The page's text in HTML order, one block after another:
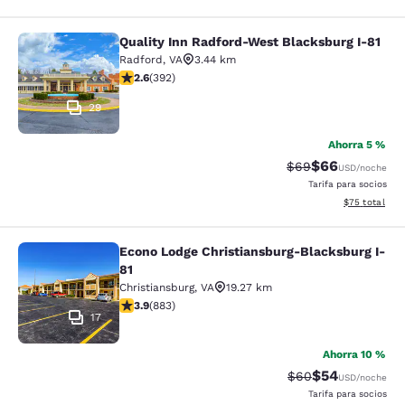
Quality Inn Radford-West
29
Quality Inn Radford-West Blacksburg I-81
Radford, VA
3.44 km
calificación de 2.63 estrellas. Feria. 392 reseñas
2.6(392)
Ahorra 5 %
Precio tachado:
$69Precio con
$66USD/noche
Tarifa para socios
Ver detalles
$75 total
Econo Lodge Christiansburg-
17
Econo Lodge Christiansburg-Blacksburg I-
81
Christiansburg, VA
19.27 km
calificación de 3.88 estrellas. Bueno. 883 reseñas
3.9(883)
Ahorra 10 %
Precio tachado:
$60Precio con
$54USD/noche
Tarifa para socios